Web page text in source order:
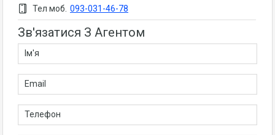
Тел моб. 093-031-46-78
Зв'язатися З Агентом